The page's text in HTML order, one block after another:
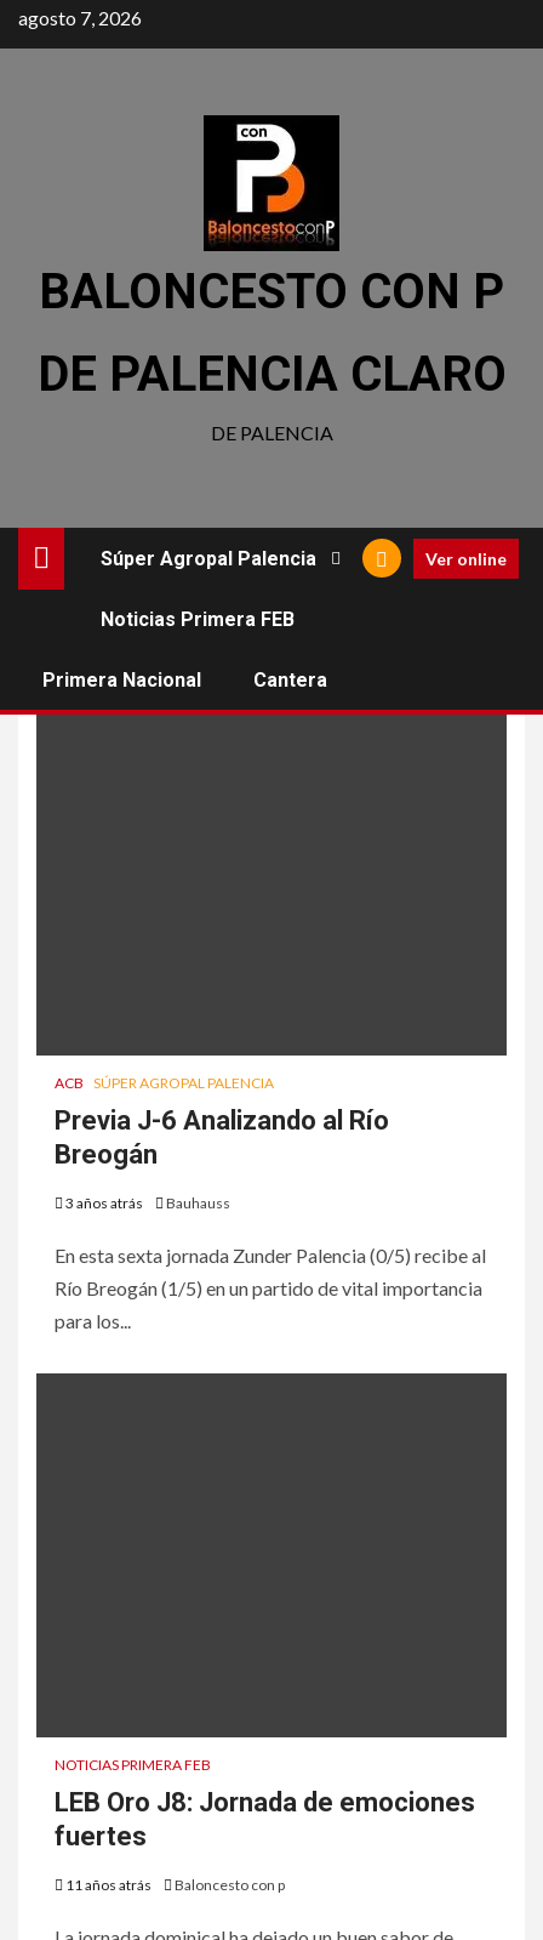
agosto 7, 2026
BALONCESTO CON P
DE PALENCIA CLARO
DE PALENCIA
Súper Agropal Palencia
Noticias Primera FEB
Primera Nacional Cantera
Ver online
ACB SÚPER AGROPAL PALENCIA
Previa J-6 Analizando al Río
Breogán
3 años atrás Bauhauss
En esta sexta jornada Zunder Palencia (0/5) recibe al
Río Breogán (1/5) en un partido de vital importancia
para los...
NOTICIAS PRIMERA FEB
LEB Oro J8: Jornada de emociones
fuertes
11 años atrás Baloncesto con p